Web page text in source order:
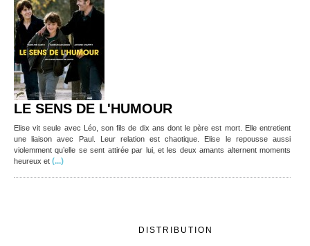
LE SENS DE L'HUMOUR
Elise vit seule avec Léo, son fils de dix ans dont le père est mort. Elle entretient
une liaison avec Paul. Leur relation est chaotique. Elise le repousse aussi
violemment qu’elle se sent attirée par lui, et les deux amants alternent moments
heureux et (...)
DISTRIBUTION